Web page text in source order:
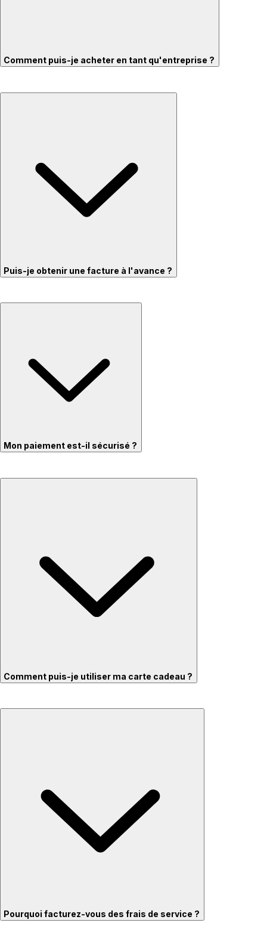
Comment puis-je acheter en tant qu'entreprise ?
Puis-je obtenir une facture à l'avance ?
Mon paiement est-il sécurisé ?
Comment puis-je utiliser ma carte cadeau ?
Pourquoi facturez-vous des frais de service ?